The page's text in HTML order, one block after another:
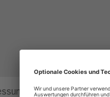
Privatsphäre-